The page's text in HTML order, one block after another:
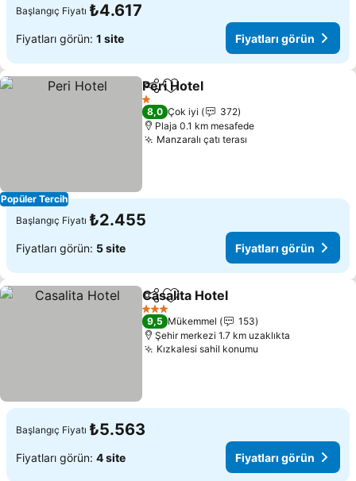
Başlangıç Fiyatı ₺4.617
Fiyatları görün: 1 site Fiyatları görün
Popüler Tercih
PaylaşFavorilerime ekle
Peri Hotel
1 Yıldız
8,0 Çok iyi
372
Plaja 0.1 km mesafede
Manzaralı çatı terası
Başlangıç Fiyatı ₺2.455
Fiyatları görün: 5 site Fiyatları görün
PaylaşFavorilerime ekle
Casalita Hotel
3 Yıldız
9,5 Mükemmel
153
Şehir merkezi 1.7 km uzaklıkta
Kızkalesi sahil konumu
Başlangıç Fiyatı ₺5.563
Fiyatları görün: 4 site Fiyatları görün